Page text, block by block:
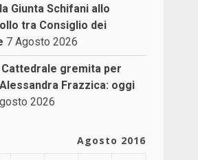
Giunta Schifani allo
tra Consiglio dei
7 Agosto 2026
gremita per
Frazzica: oggi
2026
Agosto 2016